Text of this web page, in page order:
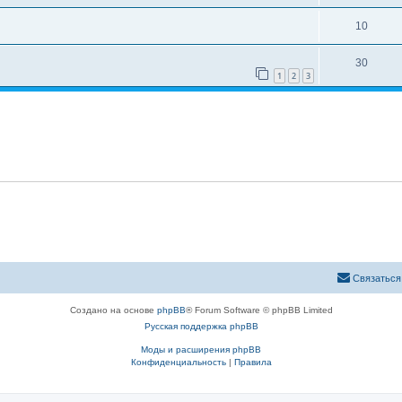
ы
ы
т
е
10О
т
е
1 2 3
30О
т
ы
Создано на основе phpBB® Forum Software © phpBB Limited
Русская поддержка phpBB
Моды и расширения phpBB
Конфиденциальность| Правила